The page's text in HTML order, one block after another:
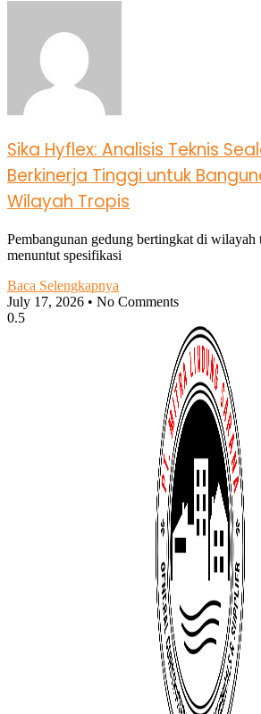
Sika Hyflex: Analisis Teknis
Berkinerja Tinggi untuk
Wilayah Tropis
Pembangunan gedung bertingkat di wilayah
menuntut spesifikasi
Baca Selengkapnya
July 17, 2026
No Comments